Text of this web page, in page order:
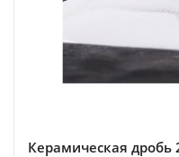
Керамическая